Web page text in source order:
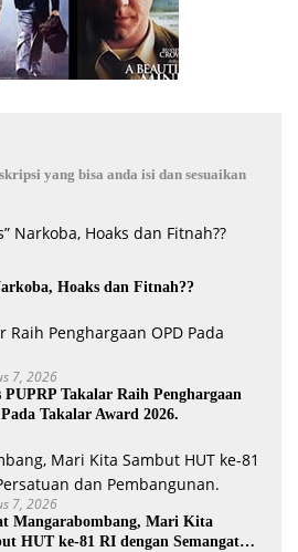
yang bisa anda isi dan sesuaikan
Hoaks dan Fitnah??
7, 2026
PUPRP Takalar Raih Penghargaan
Takalar Award 2026.
7, 2026
Mangarabombang, Mari Kita
HUT ke-81 RI dengan Semangat